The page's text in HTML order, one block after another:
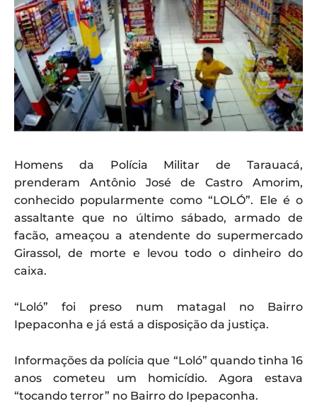
Homens da Polícia Militar de Tarauacá,
prenderam Antônio José de Castro Amorim,
conhecido popularmente como “LOLÓ”. Ele é o
assaltante que no último sábado, armado de
facão, ameaçou a atendente do supermercado
Girassol, de morte e levou todo o dinheiro do
caixa.
“Loló” foi preso num matagal no Bairro
Ipepaconha e já está a disposição da justiça.
Informações da polícia que “Loló” quando tinha 16
anos cometeu um homicídio. Agora estava
“tocando terror” no Bairro do Ipepaconha.